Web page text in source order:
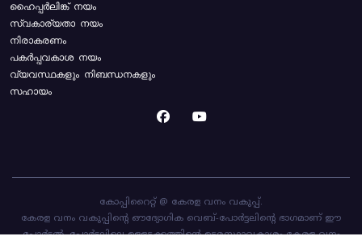
ഹൈപ്പർലിങ്ക് നയം
സ്വകാര്യതാ നയം
നിരാകരണം
പകർപ്പവകാശ നയം
വ്യവസ്ഥകളും നിബന്ധനകളും
സഹായം
കോപ്പിറൈറ്റ് @ കേരള വനം വകുപ്പ്.
കേരള വനം വകുപ്പിന്റെ ഔദ്യോഗിക വെബ്-പോർട്ടലിന്റെ ഭാഗമാണ് ഈ
പോർട്ടൽ. പോർട്ടലിലെ ഉള്ളടക്കത്തിന്റെ ഉടമസ്ഥാവകാശം കേരള വനം